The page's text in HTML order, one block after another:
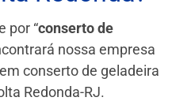
por “conserto de
nossa empresa
conserto de geladeira
Redonda-RJ.